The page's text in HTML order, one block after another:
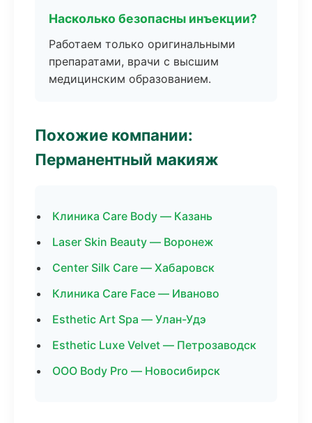
Насколько безопасны инъекции?
Работаем только оригинальными
препаратами, врачи с высшим
медицинским образованием.
Похожие компании:
Перманентный макияж
Клиника Care Body — Казань
Laser Skin Beauty — Воронеж
Center Silk Care — Хабаровск
Клиника Care Face — Иваново
Esthetic Art Spa — Улан-Удэ
Esthetic Luxe Velvet — Петрозаводск
ООО Body Pro — Новосибирск